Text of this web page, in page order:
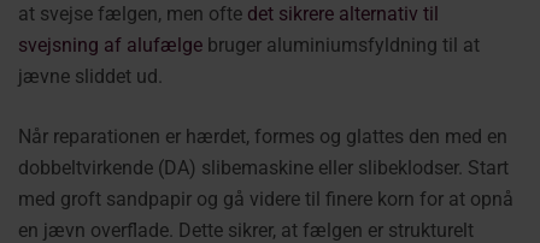
at svejse fælgen, men ofte det sikrere alternativ til
svejsning af alufælge bruger aluminiumsfyldning til at
jævne sliddet ud.
Når reparationen er hærdet, formes og glattes den med en
dobbeltvirkende (DA) slibemaskine eller slibeklodser. Start
med groft sandpapir og gå videre til finere korn for at opnå
en jævn overflade. Dette sikrer, at fælgen er strukturelt